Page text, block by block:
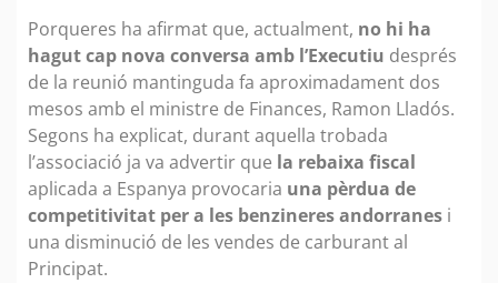
Porqueres ha afirmat que, actualment, no hi ha
hagut cap nova conversa amb l’Executiu després
de la reunió mantinguda fa aproximadament dos
mesos amb el ministre de Finances, Ramon Lladós.
Segons ha explicat, durant aquella trobada
l’associació ja va advertir que la rebaixa fiscal
aplicada a Espanya provocaria una pèrdua de
competitivitat per a les benzineres andorranes i
una disminució de les vendes de carburant al
Principat.